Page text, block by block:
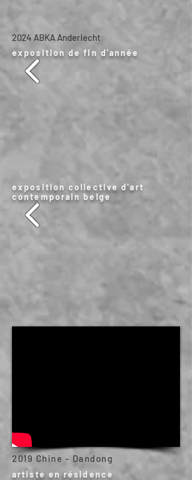
exposition de fin d'année
exposition collective d'art
contemporain belge
2019 Chine - Dandong
artiste en résidence
2024 ABKA Anderlecht